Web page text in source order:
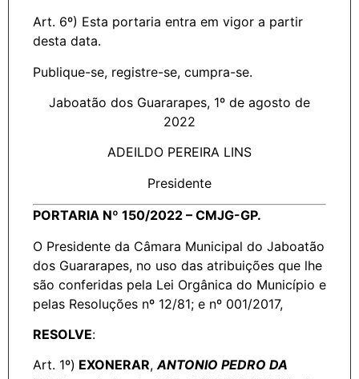
Art. 6º) Esta portaria entra em vigor a partir
desta data.
Publique-se, registre-se, cumpra-se.
Jaboatão dos Guararapes, 1º de agosto de
2022
ADEILDO PEREIRA LINS
Presidente
PORTARIA Nº 150/2022 – CMJG-GP.
O Presidente da Câmara Municipal do Jaboatão
dos Guararapes, no uso das atribuições que lhe
são conferidas pela Lei Orgânica do Município e
pelas Resoluções nº 12/81; e nº 001/2017,
RESOLVE:
Art. 1º) EXONERAR,ANTONIO PEDRO DA